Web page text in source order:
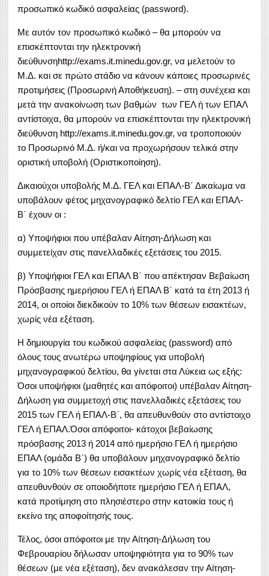
προσωπικό κωδικό ασφαλείας (password).
Με αυτόν τον προσωπικό κωδικό – θα μπορούν να
επισκέπτονται την ηλεκτρονική
διεύθυνσηhttp://exams.it.minedu.gov.gr, να μελετούν το
Μ.Δ. και σε πρώτο στάδιο να κάνουν κάποιες προσωρινές
προτιμήσεις (Προσωρινή Αποθήκευση). – στη συνέχεια και
μετά την ανακοίνωση των βαθμών των ΓΕΛ ή των ΕΠΑΛ
αντίστοιχα, θα μπορούν να επισκέπτονται την ηλεκτρονική
διεύθυνση http://exams.it.minedu.gov.gr, να τροποποιούν
το Προσωρινό Μ.Δ. ή/και να προχωρήσουν τελικά στην
οριστική υποβολή (Οριστικοποίηση).
Δικαιούχοι υποβολής Μ.Δ. ΓΕΛ και ΕΠΑΛ-Β΄ Δικαίωμα να
υποβάλουν φέτος μηχανογραφικό δελτίο ΓΕΛ και ΕΠΑΛ-
Β΄ έχουν οι :
α) Υποψήφιοι που υπέβαλαν Αίτηση-Δήλωση και
συμμετείχαν στις πανελλαδικές εξετάσεις του 2015.
β) Υποψήφιοι ΓΕΛ και ΕΠΑΛ Β΄ που απέκτησαν Βεβαίωση
Πρόσβασης ημερήσιου ΓΕΛ ή ΕΠΑΛ Β΄ κατά τα έτη 2013 ή
2014, οι οποίοι διεκδικούν το 10% των θέσεων εισακτέων,
χωρίς νέα εξέταση.
Η δημιουργία του κωδικού ασφαλείας (password) από
όλους τους ανωτέρω υποψηφίους για υποβολή
μηχανογραφικού δελτίου, θα γίνεται στα Λύκεια ως εξής:
Όσοι υποψήφιοι (μαθητές και απόφοιτοι) υπέβαλαν Αίτηση-
Δήλωση για συμμετοχή στις πανελλαδικές εξετάσεις του
2015 των ΓΕΛ ή ΕΠΑΛ-Β΄, θα απευθυνθούν στο αντίστοιχο
ΓΕΛ ή ΕΠΑΛ.Όσοι απόφοιτοι- κάτοχοι βεβαίωσης
πρόσβασης 2013 ή 2014 από ημερήσιο ΓΕΛ ή ημερήσιο
ΕΠΑΛ (ομάδα Β΄) θα υποβάλουν μηχανογραφικό δελτίο
για το 10% των θέσεων εισακτέων χωρίς νέα εξέταση, θα
απευθυνθούν σε οποιοδήποτε ημερήσιο ΓΕΛ ή ΕΠΑΛ,
κατά προτίμηση στο πλησιέστερο στην κατοικία τους ή
εκείνο της αποφοίτησής τους.
Τέλος, όσοι απόφοιτοι με την Αίτηση-Δήλωση του
Φεβρουαρίου δήλωσαν υποψηφιότητα για το 90% των
θέσεων (με νέα εξέταση), δεν ανακάλεσαν την Αίτηση-